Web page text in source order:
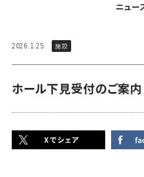
ニュー
2026.1.25 施設
ホール下見受付のご案内